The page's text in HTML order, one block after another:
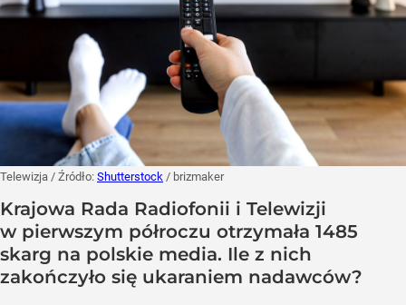
Telewizja / Źródło: Shutterstock / brizmaker
Krajowa Rada Radiofonii i Telewizji
w pierwszym półroczu otrzymała 1485
skarg na polskie media. Ile z nich
zakończyło się ukaraniem nadawców?